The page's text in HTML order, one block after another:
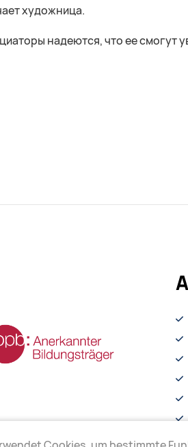
художница.
надеются, что ее смогут